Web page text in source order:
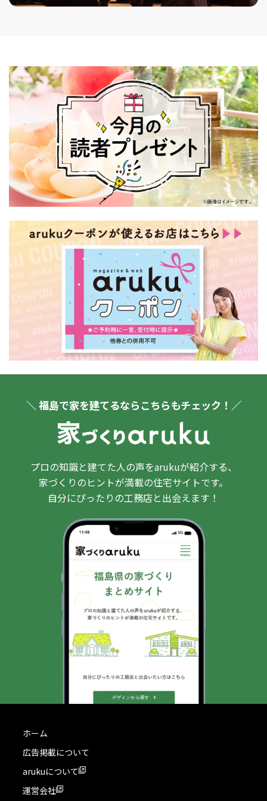
＼ 福島で家を建てるならこちらもチェック！／
プロの知識と建てた人の声をarukuが紹介する、
家づくりのヒントが満載の住宅サイトです。
自分にぴったりの工務店と出会えます！
ホーム
広告掲載について
arukuについて
運営会社